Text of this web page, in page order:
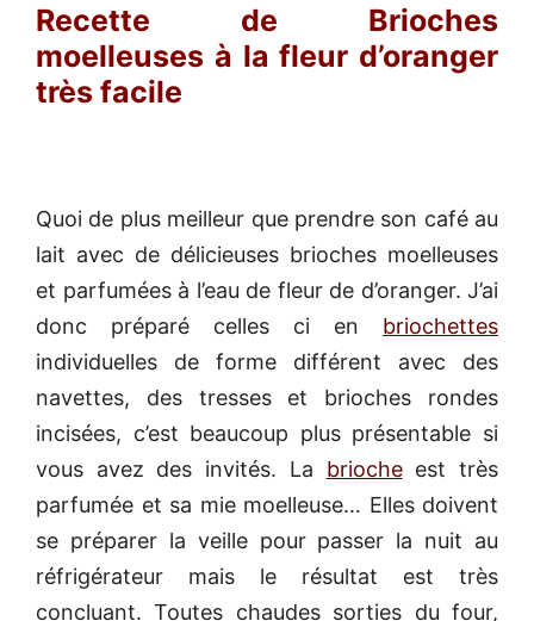
Recette de Brioches
moelleuses à la fleur d’oranger
très facile
Quoi de plus meilleur que prendre son café au
lait avec de délicieuses brioches moelleuses
et parfumées à l’eau de fleur de d’oranger. J’ai
donc préparé celles ci en briochettes
individuelles de forme différent avec des
navettes, des tresses et brioches rondes
incisées, c’est beaucoup plus présentable si
vous avez des invités. La briocheest très
parfumée et sa mie moelleuse… Elles doivent
se préparer la veille pour passer la nuit au
réfrigérateur mais le résultat est très
concluant. Toutes chaudes sorties du four,